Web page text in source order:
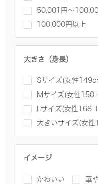
50,001円～
100,000円以上
大きさ（身長）
Sサイズ(女性
Mサイズ(女性
Lサイズ(女性
大きいサイズ(女
イメージ
かわいい 華